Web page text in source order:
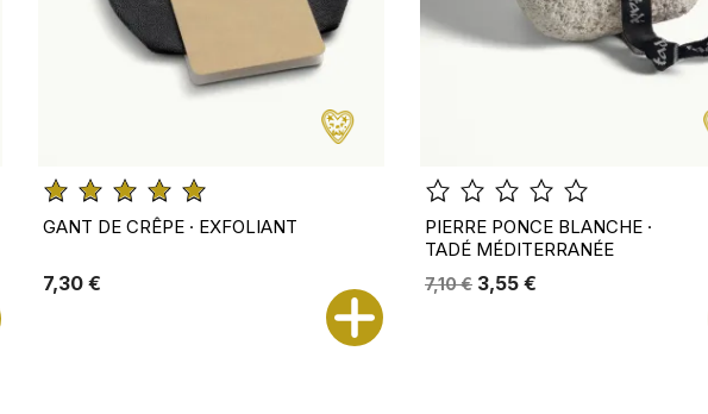
GANT DE CRÊPE · EXFOLIANT
7,30 €
PIERRE PONCE BLANCHE ·
TADÉ MÉDITERRANÉE
7,10 € 3,55 €